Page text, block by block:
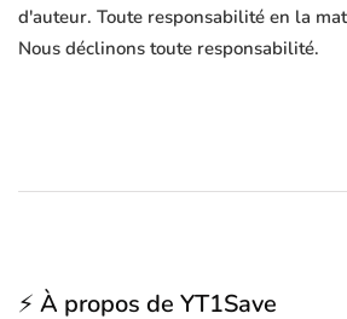
d'auteur. Toute responsabilité en la
Nous déclinons toute responsabilité.
⚡ À propos de YT1Save